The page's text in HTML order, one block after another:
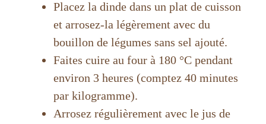
Placez la dinde dans un plat de cuisson
et arrosez-la légèrement avec du
bouillon de légumes sans sel ajouté.
Faites cuire au four à 180 °C pendant
environ 3 heures (comptez 40 minutes
par kilogramme).
Arrosez régulièrement avec le jus de